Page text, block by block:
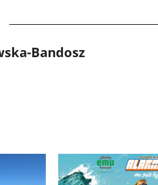
Bandosz